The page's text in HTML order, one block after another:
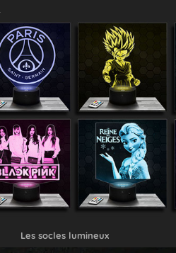
Les socles lumineux